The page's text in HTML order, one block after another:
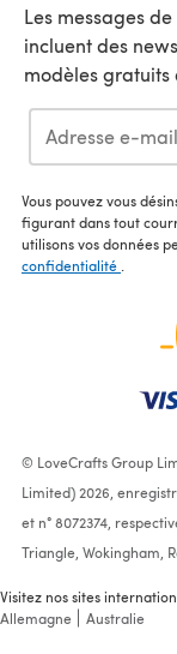
Les messages
incluent des
modèles gratuits
Vous pouvez vous
figurant dans tout
utilisons vos données
confidentialité .
© LoveCrafts Group
Limited) 2026,
et n° 8072374,
Triangle, Wokingham,
Visitez nos sites
Allemagne
Australie